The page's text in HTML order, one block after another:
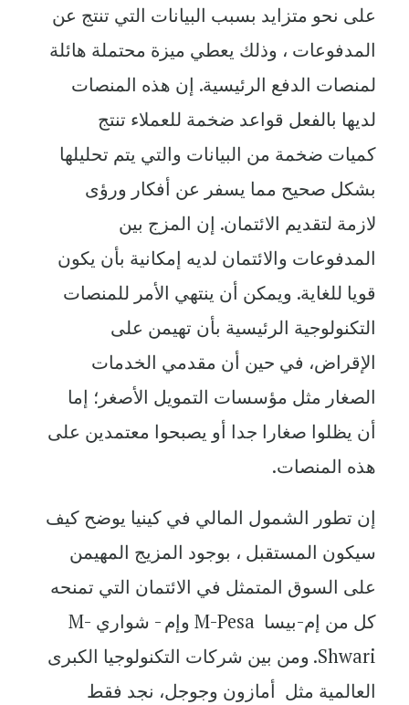
على نحو متزايد بسبب البيانات التي تنتج عن
المدفوعات ، وذلك يعطي ميزة محتملة هائلة
لمنصات الدفع الرئيسية. إن هذه المنصات
لديها بالفعل قواعد ضخمة للعملاء تنتج
كميات ضخمة من البيانات والتي يتم تحليلها
بشكل صحيح مما يسفر عن أفكار ورؤى
لازمة لتقديم الائتمان. إن المزج بين
المدفوعات والائتمان لديه إمكانية بأن يكون
قويا للغاية. ويمكن أن ينتهي الأمر للمنصات
التكنولوجية الرئيسية بأن تهيمن على
الإقراض، في حين أن مقدمي الخدمات
الصغار مثل مؤسسات التمويل الأصغر؛ إما
أن يظلوا صغارا جدا أو يصبحوا معتمدين على
هذه المنصات.
إن تطور الشمول المالي في كينيا يوضح كيف
سيكون المستقبل ، بوجود المزيج المهيمن
على السوق المتمثل في الائتمان التي تمنحه
كل من إم-بيساM-Pesaوإم - شواريM-
Shwari. ومن بين شركات التكنولوجيا الكبرى
العالمية مثل أمازون وجوجل، نجد فقط